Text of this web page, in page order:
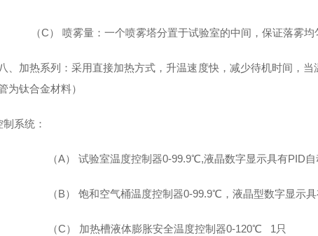
（C） 喷雾量：一个喷雾塔分置于试验室的中间，保证落雾均
、加热系列：采用直接加热方式，升温速度快，减少待机时间，
为钛合金材料）
系统：
（A） 试验室温度控制器0-99.9℃,液晶数字显示具有PID
（B） 饱和空气桶温度控制器0-99.9℃，液晶型数字显示
（C） 加热槽液体膨胀安全温度控制器0-120℃ 1只